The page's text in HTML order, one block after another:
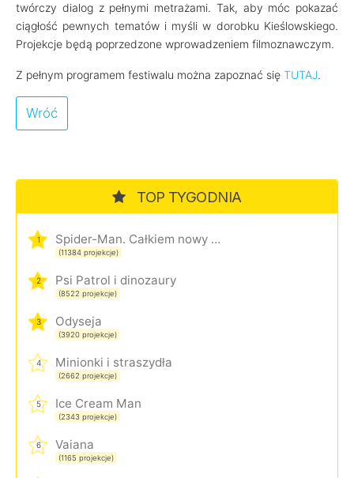
twórczy dialog z pełnymi metrażami. Tak, aby móc pokazać
ciągłość pewnych tematów i myśli w dorobku Kieślowskiego.
Projekcje będą poprzedzone wprowadzeniem filmoznawczym.
Z pełnym programem festiwalu można zapoznać się TUTAJ.
Wróć
TOP TYGODNIA
1 Spider-Man. Całkiem nowy dzień
(11384 projekcje)
2 Psi Patrol i dinozaury
(8522 projekcje)
3 Odyseja
(3920 projekcje)
4 Minionki i straszydła
(2662 projekcje)
5 Ice Cream Man
(2343 projekcje)
6 Vaiana
(1165 projekcje)